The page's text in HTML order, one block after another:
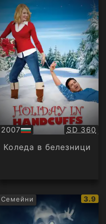
2007
БГ
аудио
SD 360
Коледа в белезници
Семейни
IMDb
3.9